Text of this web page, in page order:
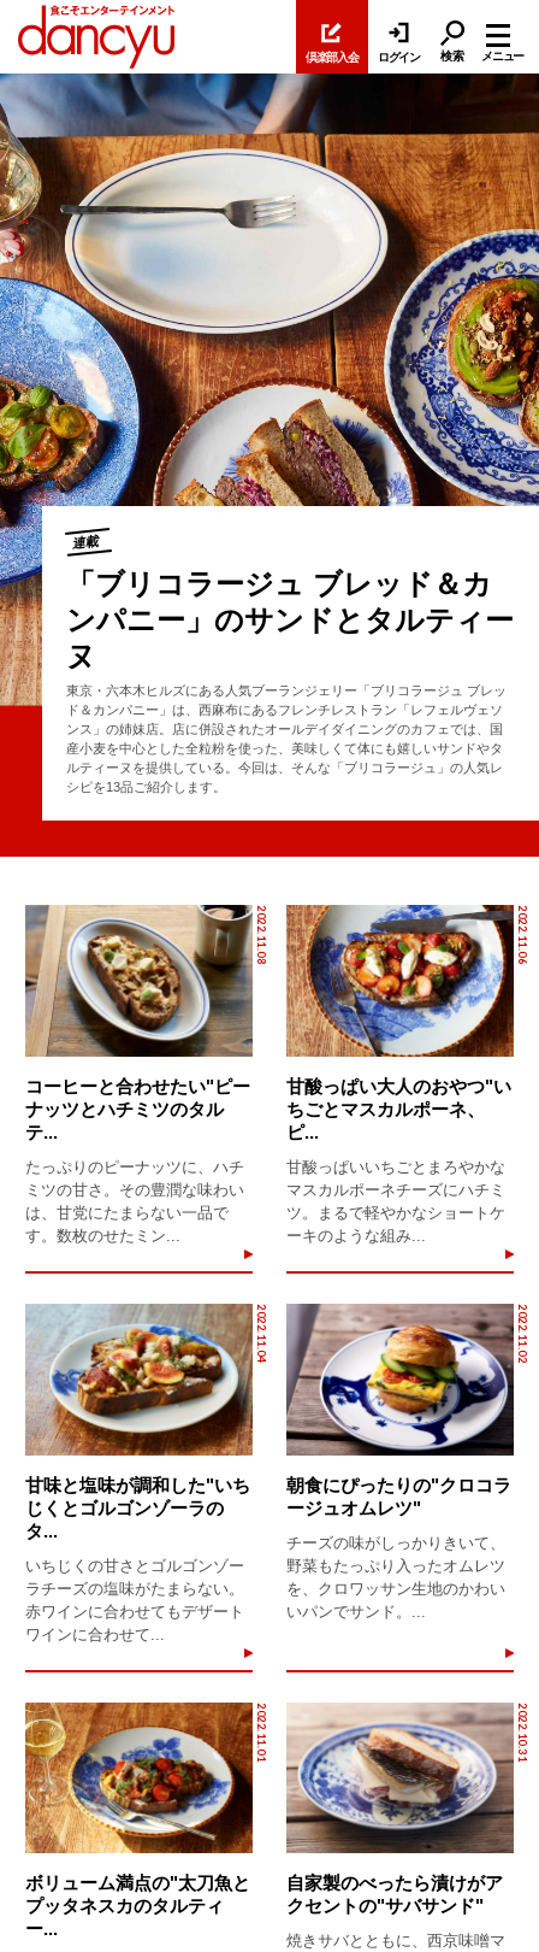
倶楽部入会 ログイン 検索 メニュー
連載
「ブリコラージュ ブレッド＆カ
ンパニー」のサンドとタルティー
ヌ
東京・六本木ヒルズにある人気ブーランジェリー「ブリコラージュ ブレッ
ド＆カンパニー」は、西麻布にあるフレンチレストラン「レフェルヴェソ
ンス」の姉妹店。店に併設されたオールデイダイニングのカフェでは、国
産小麦を中心とした全粒粉を使った、美味しくて体にも嬉しいサンドやタ
ルティーヌを提供している。今回は、そんな「ブリコラージュ」の人気レ
シピを13品ご紹介します。
2022.11.08
コーヒーと合わせたい"ピー
ナッツとハチミツのタル
テ...
たっぷりのピーナッツに、ハチ
ミツの甘さ。その豊潤な味わい
は、甘党にたまらない一品で
す。数枚のせたミン...
2022.11.06
甘酸っぱい大人のおやつ"い
ちごとマスカルポーネ、
ピ...
甘酸っぱいいちごとまろやかな
マスカルポーネチーズにハチミ
ツ。まるで軽やかなショートケ
ーキのような組み...
2022.11.04
甘味と塩味が調和した"いち
じくとゴルゴンゾーラの
タ...
いちじくの甘さとゴルゴンゾー
ラチーズの塩味がたまらない。
赤ワインに合わせてもデザート
ワインに合わせて...
2022.11.02
朝食にぴったりの"クロコラ
ージュオムレツ"
チーズの味がしっかりきいて、
野菜もたっぷり入ったオムレツ
を、クロワッサン生地のかわい
いパンでサンド。...
2022.11.01
ボリューム満点の"太刀魚と
プッタネスカのタルティ
ー...
2022.10.31
自家製のべったら漬けがア
クセントの"サバサンド"
焼きサバとともに、西京味噌マ